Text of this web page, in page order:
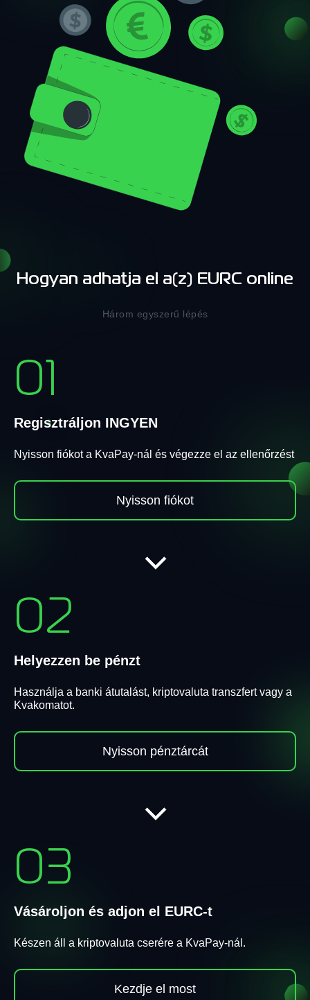
Hogyan adhatja el a(z) EURC online
Három egyszerű lépés
01
Regisztráljon INGYEN
Nyisson fiókot a KvaPay-nál és végezze el az ellenőrzést
Nyisson fiókot
02
Helyezzen be pénzt
Használja a banki átutalást, kriptovaluta transzfert vagy a
Kvakomatot.
Nyisson pénztárcát
03
Vásároljon és adjon el EURC-t
Készen áll a kriptovaluta cserére a KvaPay-nál.
Kezdje el most